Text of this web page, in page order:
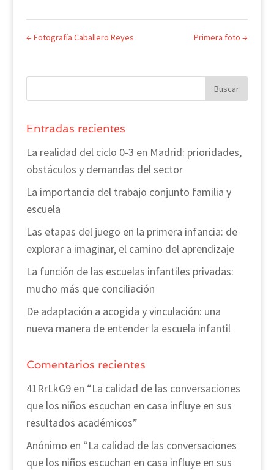
← Fotografía Caballero Reyes Primera foto→
Entradas recientes
La realidad del ciclo 0-3 en Madrid: prioridades,
obstáculos y demandas del sector
La importancia del trabajo conjunto familia y
escuela
Las etapas del juego en la primera infancia: de
explorar a imaginar, el camino del aprendizaje
La función de las escuelas infantiles privadas:
mucho más que conciliación
De adaptación a acogida y vinculación: una
nueva manera de entender la escuela infantil
Comentarios recientes
41RrLkG9en “La calidad de las conversaciones
que los niños escuchan en casa influye en sus
resultados académicos”
Anónimo en “La calidad de las conversaciones
que los niños escuchan en casa influye en sus